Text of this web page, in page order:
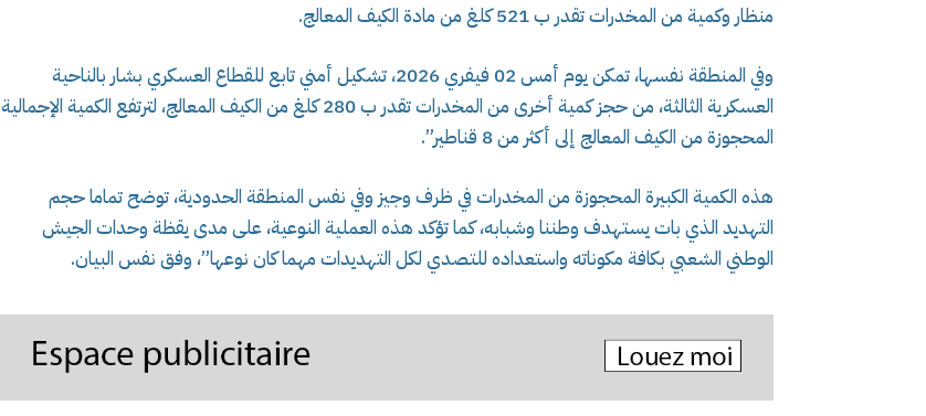
منظار وكمية من المخدرات تقدر ب 521 كلغ من مادة الكيف المعالج.
وفي المنطقة نفسها، تمكن يوم أمس 02 فيفري 2026، تشكيل أمني تابع للقطاع العسكري بشار بالناحية
العسكرية الثالثة، من حجز كمية أخرى من المخدرات تقدر ب 280 كلغ من الكيف المعالج، لترتفع الكمية الإجمالية
المحجوزة من الكيف المعالج إلى أكثر من 8 قناطير”.
هذه الكمية الكبيرة المحجوزة من المخدرات في ظرف وجيز وفي نفس المنطقة الحدودية، توضح تماما حجم
التهديد الذي بات يستهدف وطننا وشبابه، كما تؤكد هذه العملية النوعية، على مدى يقظة وحدات الجيش
الوطني الشعبي بكافة مكوناته واستعداده للتصدي لكل التهديدات مهما كان نوعها”، وفق نفس البيان.